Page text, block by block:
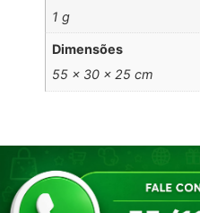
1 g
Dimensões
55 × 30 × 25 cm